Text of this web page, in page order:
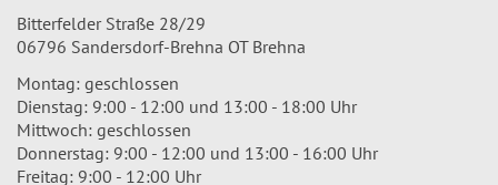
Bitterfelder Straße 28/29
06796 Sandersdorf-Brehna OT Brehna
Montag: geschlossen
Dienstag: 9:00 - 12:00 und 13:00 - 18:00 Uhr
Mittwoch: geschlossen
Donnerstag: 9:00 - 12:00 und 13:00 - 16:00 Uhr
Freitag: 9:00 - 12:00 Uhr